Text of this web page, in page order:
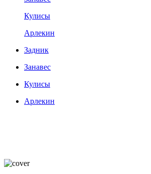
Кулисы
Арлекин
Задник
Занавес
Кулисы
Арлекин